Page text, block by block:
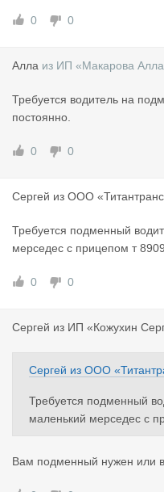
0 0
Алла из ИП «Макарова
Требуется водитель на
постоянно.
0 0
Сергей из ООО
Требуется подменный
мерседес с прицепом т
0 0
Сергей из ИП «Кожухин
Сергей из ООО
Требуется подменный
маленький мерседес с
Вам подменный нужен или